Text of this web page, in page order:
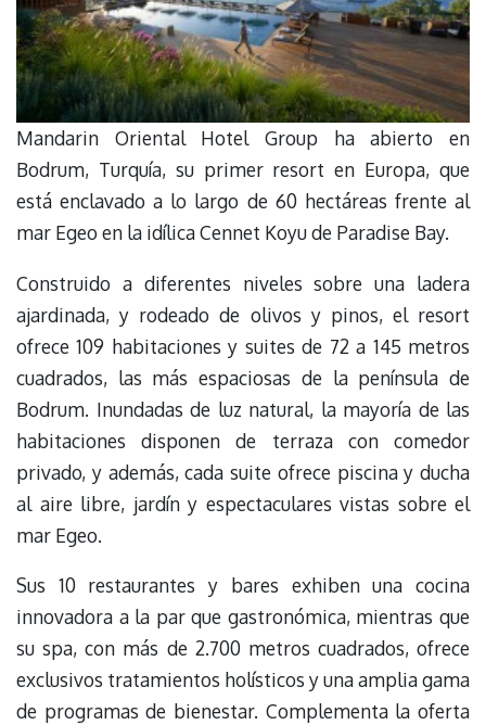
Mandarin Oriental Hotel Group ha abierto en
Bodrum, Turquía, su primer resort en Europa, que
está enclavado a lo largo de 60 hectáreas frente al
mar Egeo en la idílica Cennet Koyu de Paradise Bay.
Construido a diferentes niveles sobre una ladera
ajardinada, y rodeado de olivos y pinos, el resort
ofrece 109 habitaciones y suites de 72 a 145 metros
cuadrados, las más espaciosas de la península de
Bodrum. Inundadas de luz natural, la mayoría de las
habitaciones disponen de terraza con comedor
privado, y además, cada suite ofrece piscina y ducha
al aire libre, jardín y espectaculares vistas sobre el
mar Egeo.
Sus 10 restaurantes y bares exhiben una cocina
innovadora a la par que gastronómica, mientras que
su spa, con más de 2.700 metros cuadrados, ofrece
exclusivos tratamientos holísticos y una amplia gama
de programas de bienestar. Complementa la oferta